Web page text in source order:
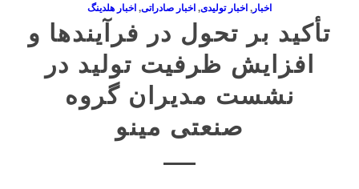
اخبار,اخبار تولیدی,اخبار صادراتی,اخبار هلدینگ
تأکید بر تحول در فرآیندها و
افزایش ظرفیت تولید در
نشست مدیران گروه
صنعتی مینو